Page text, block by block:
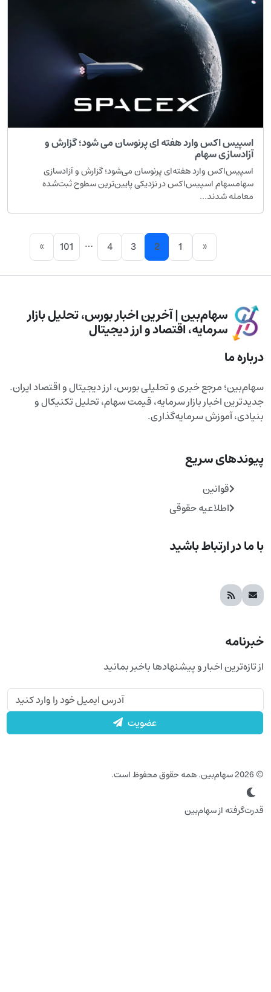
اکس وارد هفته ای پرنوسان می شود؛ گزارش و
سهام
وارد هفته‌ای پرنوسان می‌شود؛ گزارش و آزادسازی
اسپیس‌اکس در نزدیکی پایین‌ترین سطوح ثبت‌شده
شدند...
3
4
…
101
»
سهام‌بین | آخرین اخبار بورس، تحلیل بازار
سرمایه، اقتصاد و ارز دیجیتال
ما
مرجع خبری و تحلیلی بورس، ارز دیجیتال و اقتصاد ایران.
اخبار بازار سرمایه، قیمت سهام، تحلیل تکنیکال و
آموزش سرمایه‌گذاری.
سریع
قوانین
اطلاعیه حقوقی
در ارتباط باشید
اخبار و پیشنهادها باخبر بمانید
عضویت
از سهام‌بین